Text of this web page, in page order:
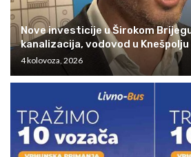
Nove investicije u Širokom
kanalizacija, vodovod u Knešpolju
4 kolovoza, 2026